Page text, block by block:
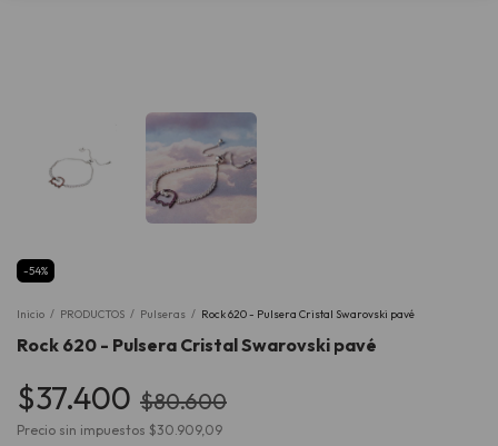
-54%
Inicio / PRODUCTOS / Pulseras / Rock 620 - Pulsera Cristal Swarovski pavé
Rock 620 - Pulsera Cristal Swarovski pavé
$37.400 $80.600
Precio sin impuestos $30.909,09